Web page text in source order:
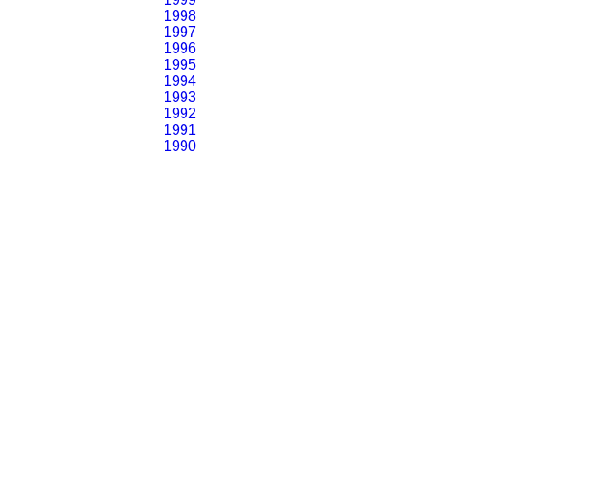
1998
1997
1996
1995
1994
1993
1992
1991
1990